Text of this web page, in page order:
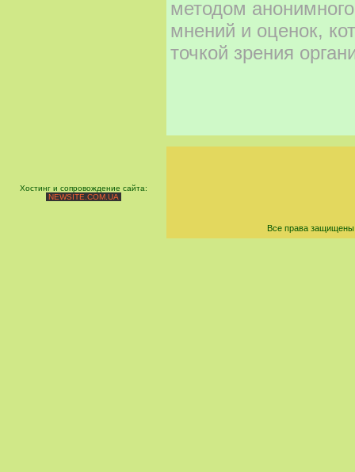
методом
мнений и оценок,
точкой зрения
Хостинг и сопровождение сайта:
NEWSITE.COM.UA
Все права